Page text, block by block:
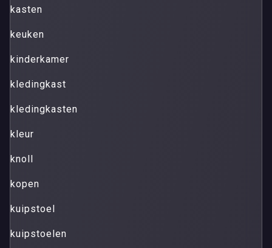
kasten
keuken
kinderkamer
kledingkast
kledingkasten
kleur
knoll
kopen
kuipstoel
kuipstoelen